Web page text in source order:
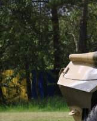
Общество
16.06.2026 08:25441